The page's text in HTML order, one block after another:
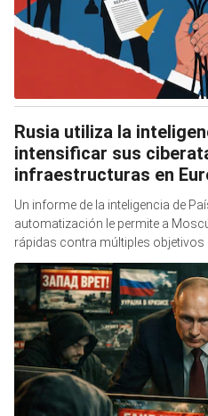
Rusia utiliza la
intensificar sus
infraestructuras en
Un informe de la inteligencia de
automatización le permite a
rápidas contra múltiples objetivos